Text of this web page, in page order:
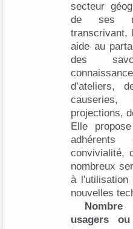
secteur
de ses
transcrivant,
aide au
des
d’ateliers,
causeries,
projections,
Elle
convivialité,
nombreux
à l'utilisation
nouvelles
usagers